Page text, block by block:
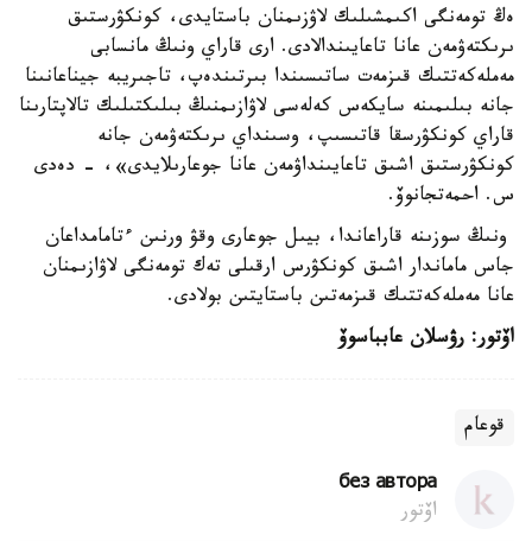
ەڭ تومەنگى اكىمشىلىك لاۋزىمنان باستايدى، كونكۋرستىق
ىرىكتەۋمەن عانا تاعايىندالادى. ارى قاراي ونىڭ مانسابى
مەملەكەتتىك قىزمەت ساتىسىندا بىرتىندەپ، تاجىريبە جيناعانىنا
جانە بىلىمىنە سايكەس كەلەسى لاۋازىمنىڭ بىلىكتىلىك تالاپتارىنا
قاراي كونكۋرسقا قاتىسىپ، وسىنداي ىرىكتەۋمەن جانە
كونكۋرستىق اشىق تاعايىنداۋمەن عانا جوعارىلايدى»، - دەدى
س. احمەتجانوۆ.
ونىڭ سوزىنە قاراعاندا، بيىل جوعارى وقۋ ورنىن ءتامامداعان
جاس ماماندار اشىق كونكۋرس ارقىلى تەك تومەنگى لاۋازىمنان
عانا مەملەكەتتىك قىزمەتىن باستايتىن بولادى.
اۆتور: رۋسلان عابباسوۆ
قوعام
без автора
اۆتور